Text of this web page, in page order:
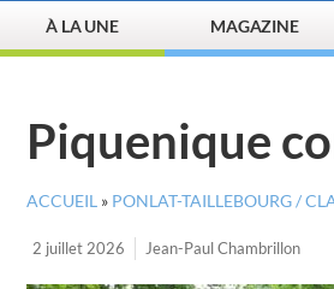
À LA UNE MAGAZINE
Piquenique
ACCUEIL » PONLAT-TAILLEBOURG /
2 juillet 2026 Jean-Paul Chambrillon